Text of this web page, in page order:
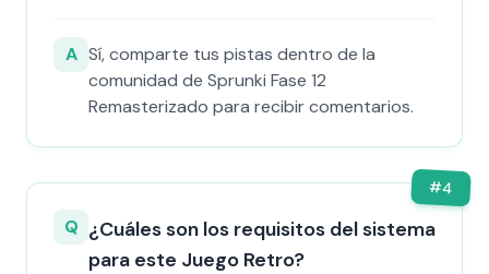
A Sí, comparte tus pistas dentro de la
comunidad de Sprunki Fase 12
Remasterizado para recibir comentarios.
#4
Q ¿Cuáles son los requisitos del sistema
para este Juego Retro?